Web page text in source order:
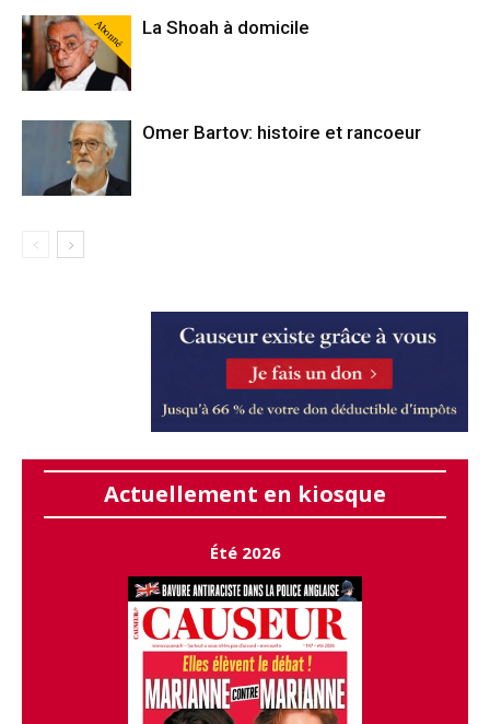
Abonné La Shoah à domicile
Omer Bartov: histoire et rancoeur
Actuellement en kiosque
Été 2026